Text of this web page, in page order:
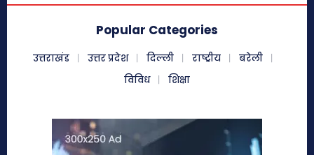
Popular Categories
उत्तराखंड उत्तर प्रदेश दिल्ली राष्ट्रीय
बरेली
विविध
शिक्षा